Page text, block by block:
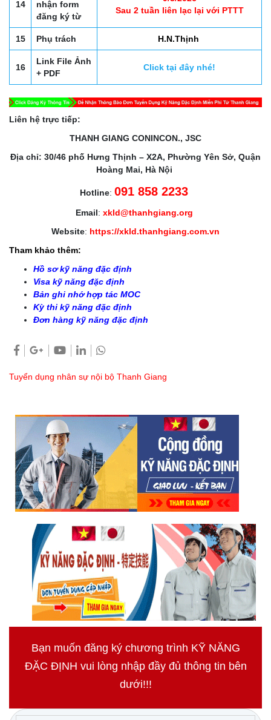
14
nhận form
đăng ký từ
Sau 2 tuần liên lạc lại với PTTT
15 Phụ trách H.N.Thịnh
16
Link File Ảnh
+ PDF
Click tại đây nhé!
Liên hệ trực tiếp:
THANH GIANG CONINCON., JSC
Địa chỉ: 30/46 phố Hưng Thịnh – X2A, Phường Yên Sở, Quận
Hoàng Mai, Hà Nội
Hotline: 091 858 2233
Email: xkld@thanhgiang.org
Website: https://xkld.thanhgiang.com.vn
Tham khảo thêm:
Hồ sơ kỹ năng đặc định
Visa kỹ năng đặc định
Bản ghi nhớ hợp tác MOC
Kỳ thi kỹ năng đặc định
Đơn hàng kỹ năng đặc định
Tuyển dụng nhân sự nội bộ Thanh Giang
Bạn muốn đăng ký chương trình KỸ NĂNG
ĐẶC ĐỊNH vui lòng nhập đầy đủ thông tin bên
dưới!!!